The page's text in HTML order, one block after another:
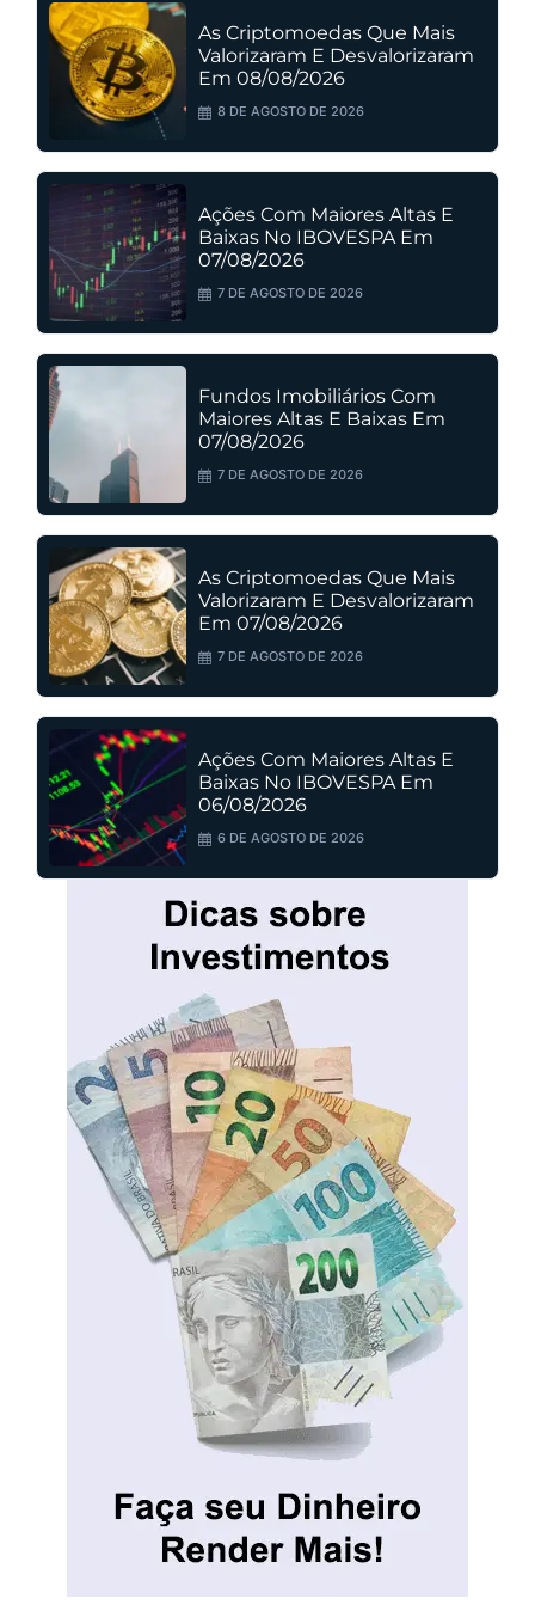
As Criptomoedas Que Mais
Valorizaram E Desvalorizaram
Em 08/08/2026
8 DE AGOSTO DE 2026
Ações Com Maiores Altas E
Baixas No IBOVESPA Em
07/08/2026
7 DE AGOSTO DE 2026
Fundos Imobiliários Com
Maiores Altas E Baixas Em
07/08/2026
7 DE AGOSTO DE 2026
As Criptomoedas Que Mais
Valorizaram E Desvalorizaram
Em 07/08/2026
7 DE AGOSTO DE 2026
Ações Com Maiores Altas E
Baixas No IBOVESPA Em
06/08/2026
6 DE AGOSTO DE 2026